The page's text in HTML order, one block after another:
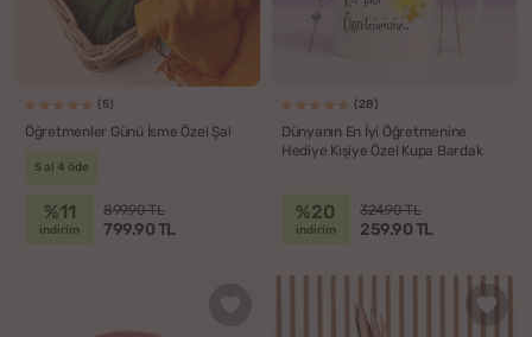
(5)
Öğretmenler Günü İsme Özel Şal
5 al 4 öde
%11
indirim
899.90 TL
799.90 TL
(28)
Dünyanın En İyi Öğretmenine
Hediye Kişiye Özel Kupa Bardak
%20
indirim
324.90 TL
259.90 TL